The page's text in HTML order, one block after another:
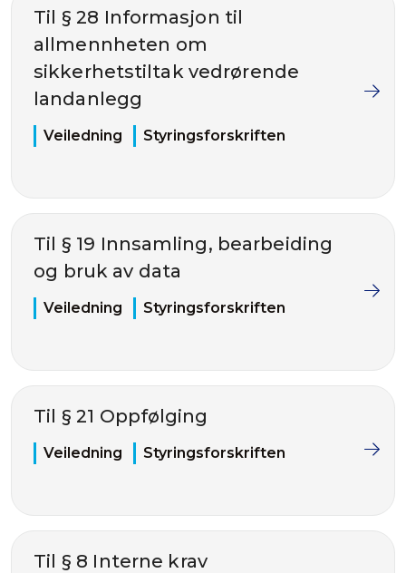
Til § 28 Informasjon til
allmennheten om
sikkerhetstiltak vedrørende
landanlegg
Veiledning Styringsforskriften
Til § 19 Innsamling, bearbeiding
og bruk av data
Veiledning Styringsforskriften
Til § 21 Oppfølging
Veiledning Styringsforskriften
Til § 8 Interne krav